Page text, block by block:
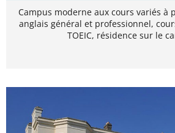
Campus moderne aux cours variés à
anglais général et professionnel,
TOEIC, résidence sur le